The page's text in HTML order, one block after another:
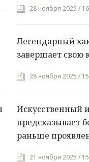
28 ноября 2025 /
Легендарный
завершает свою
28 ноября 2025 /
Искусственный
предсказывает
раньше
21 ноября 2025 /